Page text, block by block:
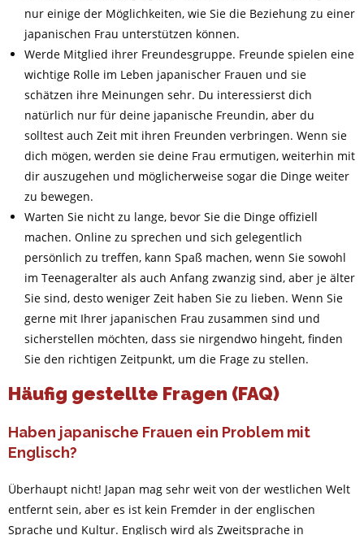
nur einige der Möglichkeiten, wie Sie die Beziehung zu einer
japanischen Frau unterstützen können.
Werde Mitglied ihrer Freundesgruppe. Freunde spielen eine
wichtige Rolle im Leben japanischer Frauen und sie
schätzen ihre Meinungen sehr. Du interessierst dich
natürlich nur für deine japanische Freundin, aber du
solltest auch Zeit mit ihren Freunden verbringen. Wenn sie
dich mögen, werden sie deine Frau ermutigen, weiterhin mit
dir auszugehen und möglicherweise sogar die Dinge weiter
zu bewegen.
Warten Sie nicht zu lange, bevor Sie die Dinge offiziell
machen. Online zu sprechen und sich gelegentlich
persönlich zu treffen, kann Spaß machen, wenn Sie sowohl
im Teenageralter als auch Anfang zwanzig sind, aber je älter
Sie sind, desto weniger Zeit haben Sie zu lieben. Wenn Sie
gerne mit Ihrer japanischen Frau zusammen sind und
sicherstellen möchten, dass sie nirgendwo hingeht, finden
Sie den richtigen Zeitpunkt, um die Frage zu stellen.
Häufig gestellte Fragen (FAQ)
Haben japanische Frauen ein Problem mit
Englisch?
Überhaupt nicht! Japan mag sehr weit von der westlichen Welt
entfernt sein, aber es ist kein Fremder in der englischen
Sprache und Kultur. Englisch wird als Zweitsprache in